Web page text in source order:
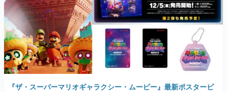
『ザ・スーパーマリオギャラクシー・ムービー』最新ポスタービ